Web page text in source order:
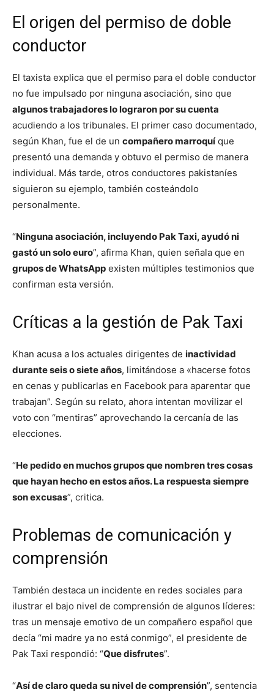
El origen del permiso de doble
conductor
El taxista explica que el permiso para el doble conductor
no fue impulsado por ninguna asociación, sino que
algunos trabajadores lo lograron por su cuenta
acudiendo a los tribunales. El primer caso documentado,
según Khan, fue el de un compañero marroquíque
presentó una demanda y obtuvo el permiso de manera
individual. Más tarde, otros conductores pakistaníes
siguieron su ejemplo, también costeándolo
personalmente.
“Ninguna asociación, incluyendo Pak Taxi, ayudó ni
gastó un solo euro”, afirma Khan, quien señala que en
grupos de WhatsApp existen múltiples testimonios que
confirman esta versión.
Críticas a la gestión de Pak Taxi
Khan acusa a los actuales dirigentes de inactividad
durante seis o siete años, limitándose a «hacerse fotos
en cenas y publicarlas en Facebook para aparentar que
trabajan”. Según su relato, ahora intentan movilizar el
voto con “mentiras” aprovechando la cercanía de las
elecciones.
“He pedido en muchos grupos que nombren tres cosas
que hayan hecho en estos años. La respuesta siempre
son excusas”, critica.
Problemas de comunicación y
comprensión
También destaca un incidente en redes sociales para
ilustrar el bajo nivel de comprensión de algunos líderes:
tras un mensaje emotivo de un compañero español que
decía “mi madre ya no está conmigo”, el presidente de
Pak Taxi respondió: “Que disfrutes”.
“Así de claro queda su nivel de comprensión”, sentencia